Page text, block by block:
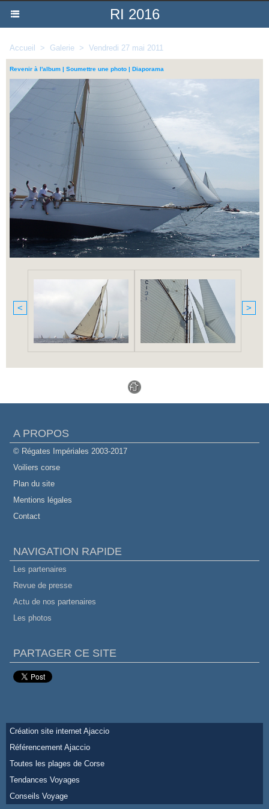
RI 2016
Accueil > Galerie > Vendredi 27 mai 2011
Revenir à l'album | Soumettre une photo | Diaporama
< >
A PROPOS
© Régates Impériales 2003-2017
Voiliers corse
Plan du site
Mentions légales
Contact
NAVIGATION RAPIDE
Les partenaires
Revue de presse
Actu de nos partenaires
Les photos
PARTAGER CE SITE
Création site internet Ajaccio
Référencement Ajaccio
Toutes les plages de Corse
Tendances Voyages
Conseils Voyage